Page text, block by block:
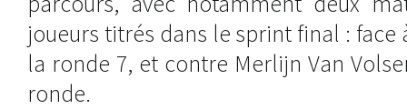
joueurs titrés dans le sprint final : face
la ronde 7, et contre Merlijn Van
ronde.